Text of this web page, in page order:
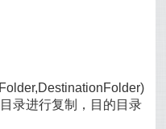
录进行复制，目的目录